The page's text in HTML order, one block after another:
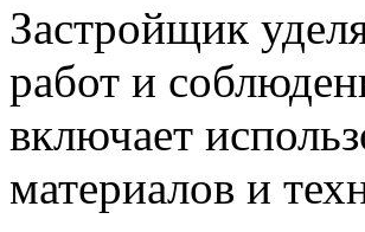
Застройщик
работ и
включает
материалов и